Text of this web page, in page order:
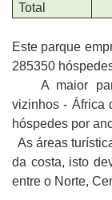
Total
Este parque
285350
A maior
vizinhos - África
hóspedes por
As áreas
da costa, isto
entre o Norte,